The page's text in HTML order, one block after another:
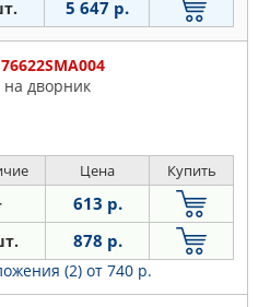
5 647 р.
на дворник
Цена Купить
613 р.
878 р.
(2) от 740 р.